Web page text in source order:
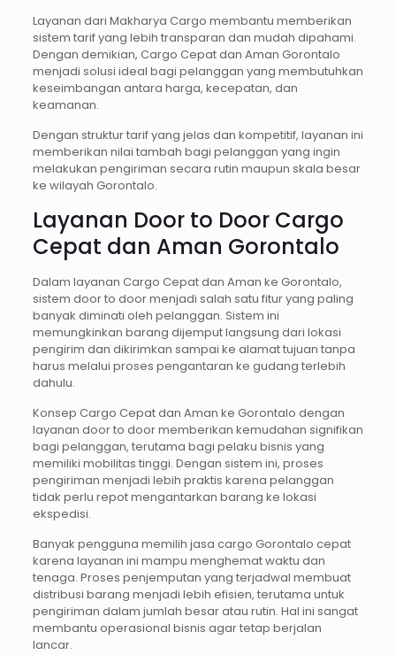
Layanan dari Makharya Cargo membantu memberikan
sistem tarif yang lebih transparan dan mudah dipahami.
Dengan demikian, Cargo Cepat dan Aman Gorontalo
menjadi solusi ideal bagi pelanggan yang membutuhkan
keseimbangan antara harga, kecepatan, dan
keamanan.
Dengan struktur tarif yang jelas dan kompetitif, layanan ini
memberikan nilai tambah bagi pelanggan yang ingin
melakukan pengiriman secara rutin maupun skala besar
ke wilayah Gorontalo.
Layanan Door to Door Cargo
Cepat dan Aman Gorontalo
Dalam layanan Cargo Cepat dan Aman ke Gorontalo,
sistem door to door menjadi salah satu fitur yang paling
banyak diminati oleh pelanggan. Sistem ini
memungkinkan barang dijemput langsung dari lokasi
pengirim dan dikirimkan sampai ke alamat tujuan tanpa
harus melalui proses pengantaran ke gudang terlebih
dahulu.
Konsep Cargo Cepat dan Aman ke Gorontalo dengan
layanan door to door memberikan kemudahan signifikan
bagi pelanggan, terutama bagi pelaku bisnis yang
memiliki mobilitas tinggi. Dengan sistem ini, proses
pengiriman menjadi lebih praktis karena pelanggan
tidak perlu repot mengantarkan barang ke lokasi
ekspedisi.
Banyak pengguna memilih jasa cargo Gorontalo cepat
karena layanan ini mampu menghemat waktu dan
tenaga. Proses penjemputan yang terjadwal membuat
distribusi barang menjadi lebih efisien, terutama untuk
pengiriman dalam jumlah besar atau rutin. Hal ini sangat
membantu operasional bisnis agar tetap berjalan
lancar.